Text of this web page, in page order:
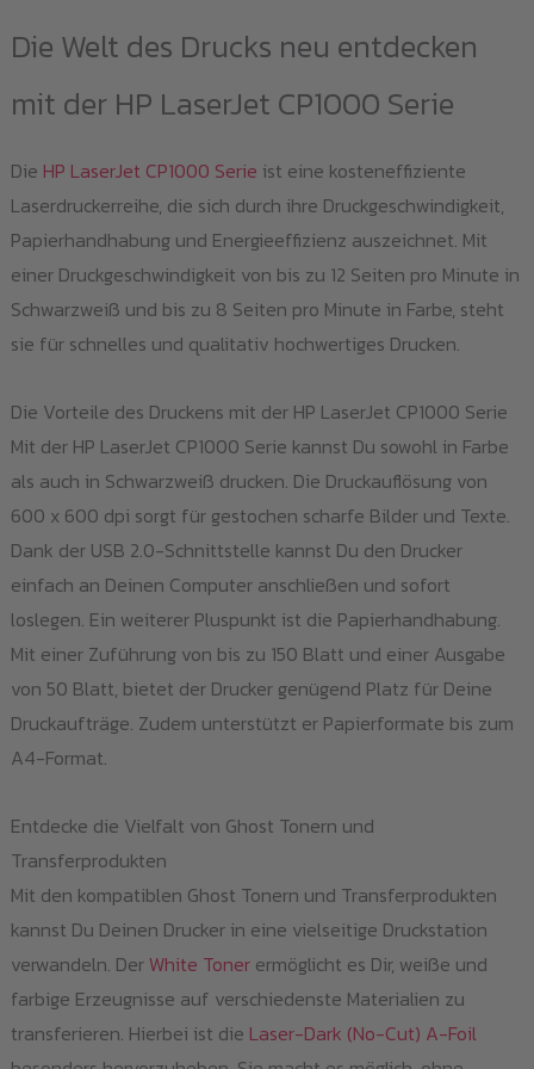
Die Welt des Drucks neu entdecken
mit der HP LaserJet CP1000 Serie
Die HP LaserJet CP1000 Serie ist eine kosteneffiziente
Laserdruckerreihe, die sich durch ihre Druckgeschwindigkeit,
Papierhandhabung und Energieeffizienz auszeichnet. Mit
einer Druckgeschwindigkeit von bis zu 12 Seiten pro Minute in
Schwarzweiß und bis zu 8 Seiten pro Minute in Farbe, steht
sie für schnelles und qualitativ hochwertiges Drucken.
Die Vorteile des Druckens mit der HP LaserJet CP1000 Serie
Mit der HP LaserJet CP1000 Serie kannst Du sowohl in Farbe
als auch in Schwarzweiß drucken. Die Druckauflösung von
600 x 600 dpi sorgt für gestochen scharfe Bilder und Texte.
Dank der USB 2.0-Schnittstelle kannst Du den Drucker
einfach an Deinen Computer anschließen und sofort
loslegen. Ein weiterer Pluspunkt ist die Papierhandhabung.
Mit einer Zuführung von bis zu 150 Blatt und einer Ausgabe
von 50 Blatt, bietet der Drucker genügend Platz für Deine
Druckaufträge. Zudem unterstützt er Papierformate bis zum
A4-Format.
Entdecke die Vielfalt von Ghost Tonern und
Transferprodukten
Mit den kompatiblen Ghost Tonern und Transferprodukten
kannst Du Deinen Drucker in eine vielseitige Druckstation
verwandeln. DerWhite Tonerermöglicht es Dir, weiße und
farbige Erzeugnisse auf verschiedenste Materialien zu
transferieren. Hierbei ist die Laser-Dark (No-Cut) A-Foil